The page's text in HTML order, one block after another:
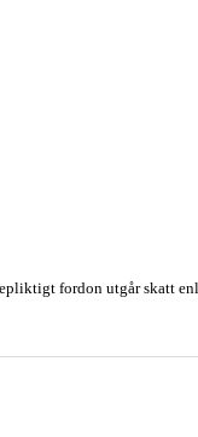
fordon utgår skatt